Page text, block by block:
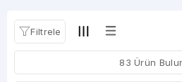
ARALIĞI
Filtrele
83 Ürün